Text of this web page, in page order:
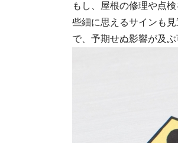
もし、屋根の修理や点
些細に思えるサインも
で、予期せぬ影響が及